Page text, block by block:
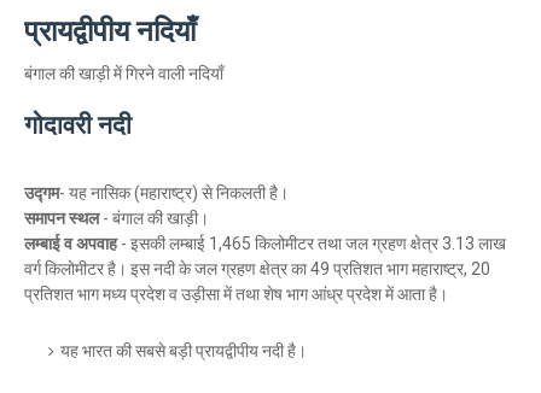
प्रायद्वीपीय नदियाँ
बंगाल की खाड़ी में गिरने वाली नदियाँ
गोदावरी नदी
उद्गम- यह नासिक (महाराष्ट्र) से निकलती है।
समापन स्थल- बंगाल की खाड़ी।
लम्बाई व अपवाह- इसकी लम्बाई 1,465 किलोमीटर तथा जल ग्रहण क्षेत्र 3.13 लाख
वर्ग किलोमीटर है। इस नदी के जल ग्रहण क्षेत्र का 49 प्रतिशत भाग महाराष्ट्र, 20
प्रतिशत भाग मध्य प्रदेश व उड़ीसा में तथा शेष भाग आंध्र प्रदेश में आता है।
यह भारत की सबसे बड़ी प्रायद्वीपीय नदी है।